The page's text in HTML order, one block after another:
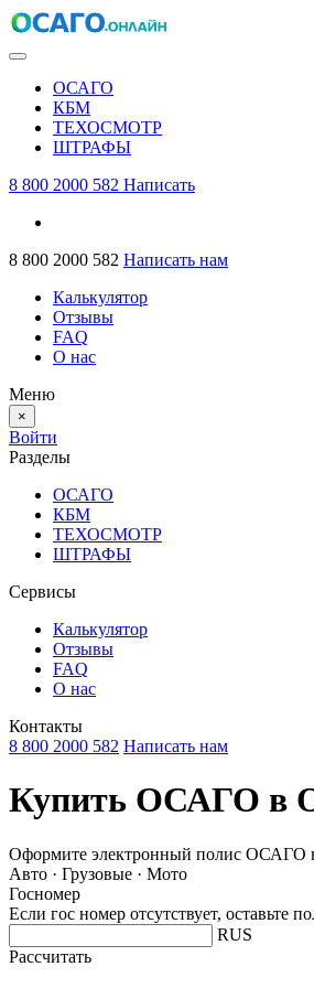
ОСАГО
КБМ
ТЕХОСМОТР
ШТРАФЫ
8 800 2000 582 Написать
8 800 2000 582 Написать нам
Калькулятор
Отзывы
FAQ
О нас
Меню
×
Войти
Разделы
ОСАГО
КБМ
ТЕХОСМОТР
ШТРАФЫ
Сервисы
Калькулятор
Отзывы
FAQ
О нас
Контакты
8 800 2000 582 Написать нам
Купить ОСАГО в
Оформите электронный полис ОСАГО
Авто · Грузовые · Мото
Госномер
Если гос номер отсутствует, оставьте
RUS
Рассчитать